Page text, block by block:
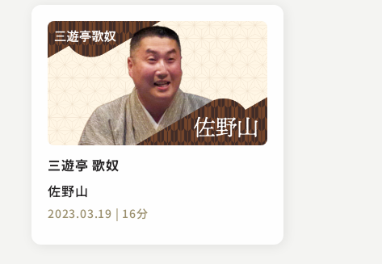
三遊亭 歌奴
佐野山
2023.03.19 | 16分